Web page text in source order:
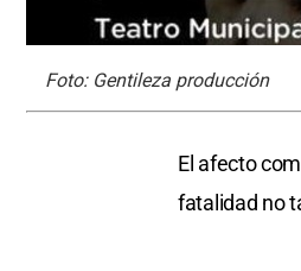
Foto: Gentileza producción
El afecto
fatalidad no